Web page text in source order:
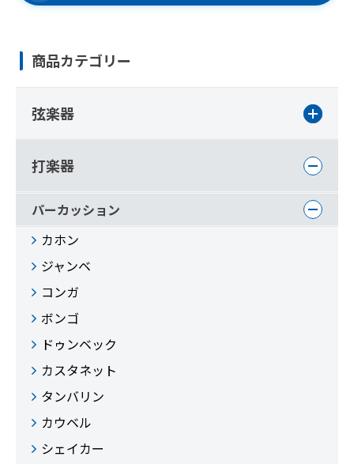
商品カテゴリー
弦楽器
打楽器
パーカッション
カホン
ジャンベ
コンガ
ボンゴ
ドゥンベック
カスタネット
タンバリン
カウベル
シェイカー